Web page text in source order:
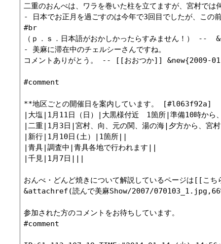
二重のおんべは、ワラを巻いた柱を立てますが、宮村で
- 日本でお正月を過ごすのは今年で3回目でしたが、この
#br
（ｐ．ｓ．日本語がおかしかったらすみません！
- 美麻に滞在中のチェルシーさんですね。
コメントありがとう。 -- [[おおつか]]
#comment
**地区ごとの開催日を案内しています。 [#l063f92a]
|大塩|1月11日（日）|大黒様付近　1箇所|準備10時から
|二重|1月3日|宮村、向、元の関、湯の海|夕方から、宮
|新行|1月10日(土）|1箇所||
|青具|調査中|青具各地で行われます||
|千見|1月7日|||
おんべ・どんど焼きについて解説しているページは[[
&attachref(読んで美麻Show/2007/
参加された方のコメントをお待ちしています。
#comment